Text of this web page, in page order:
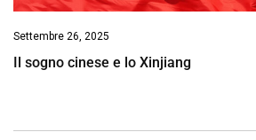
Settembre 26, 2025
Il sogno cinese e lo Xinjiang